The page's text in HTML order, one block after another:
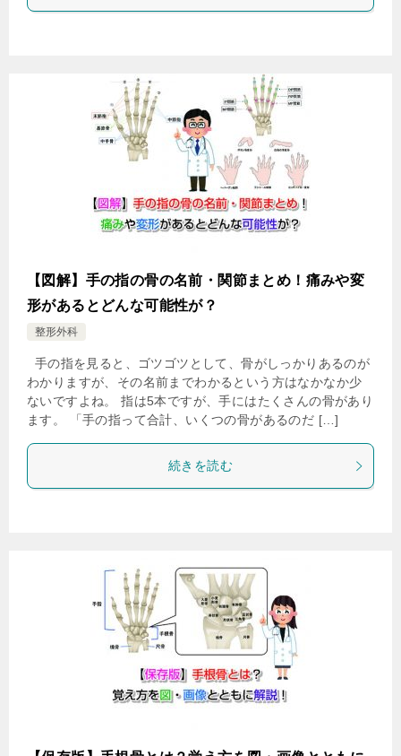
【図解】手の指の骨の名前・関節まとめ！痛みや変
形があるとどんな可能性が？
整形外科
手の指を見ると、ゴツゴツとして、骨がしっかりあるのが
わかりますが、その名前までわかるという方はなかなか少
ないですよね。 指は5本ですが、手にはたくさんの骨があり
ます。 「手の指って合計、いくつの骨があるのだ […]
続きを読む